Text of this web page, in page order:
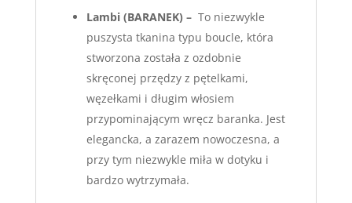
Lambi (BARANEK) – To niezwykle
puszysta tkanina typu boucle, która
stworzona została z ozdobnie
skręconej przędzy z pętelkami,
węzełkami i długim włosiem
przypominającym wręcz baranka. Jest
elegancka, a zarazem nowoczesna, a
przy tym niezwykle miła w dotyku i
bardzo wytrzymała.